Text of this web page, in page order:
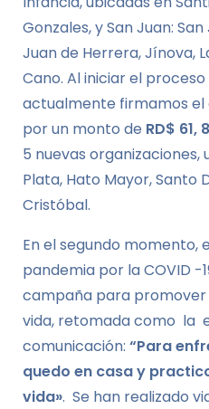
Gonzales, y San Juan:
Juan de Herrera, Jínova,
Cano. Al iniciar el
actualmente firmamos el
por un monto de RD$ 61,
5 nuevas organizaciones,
Plata, Hato Mayor, Santo
Cristóbal.
En el segundo momento,
pandemia por la COVID -
campaña para promover
vida, retomada como la
comunicación: “Para
quedo en casa y
vida». Se han realizado